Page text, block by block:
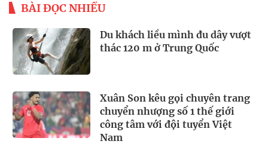
BÀI ĐỌC NHIỀU
Du khách liều mình đu dây vượt
thác 120 m ở Trung Quốc
Xuân Son kêu gọi chuyên trang
chuyển nhượng số 1 thế giới
công tâm với đội tuyển Việt
Nam